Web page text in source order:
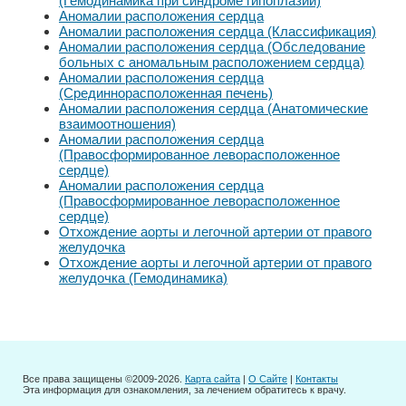
Аномалии расположения сердца
Аномалии расположения сердца (Классификация)
Аномалии расположения сердца (Обследование
больных с аномальным расположением сердца)
Аномалии расположения сердца
(Срединнорасположенная печень)
Аномалии расположения сердца (Анатомические
взаимоотношения)
Аномалии расположения сердца
(Правосформированное леворасположенное
сердце)
Аномалии расположения сердца
(Правосформированное леворасположенное
сердце)
Отхождение аорты и легочной артерии от правого
желудочка
Отхождение аорты и легочной артерии от правого
желудочка (Гемодинамика)
Все права защищены ©2009-2026. Карта сайта | О Сайте | Контакты
Эта информация для ознакомления, за лечением обратитесь к врачу.